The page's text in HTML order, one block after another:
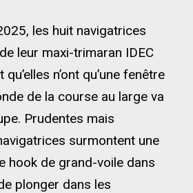
les huit navigatrices
leur maxi-trimaran IDEC
n’ont qu’une fenêtre
de la course au large va
Prudentes mais
surmontent une
hook de grand-voile dans
plonger dans les